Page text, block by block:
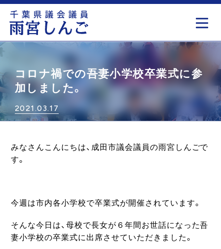
コロナ禍での吾妻小学校卒業式に参
加しました。
2021.03.17
みなさんこんにちは、成田市議会議員の雨宮しんごで
す。
今週は市内各小学校で卒業式が開催されています。
そんな今日は、母校で長女が６年間お世話になった吾
妻小学校の卒業式に出席させていただきました。